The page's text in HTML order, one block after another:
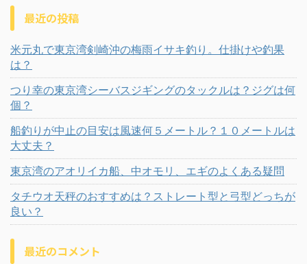
最近の投稿
米元丸で東京湾剣崎沖の梅雨イサキ釣り。仕掛けや釣果
は？
つり幸の東京湾シーバスジギングのタックルは？ジグは何
個？
船釣りが中止の目安は風速何５メートル？１０メートルは
大丈夫？
東京湾のアオリイカ船、中オモリ、エギのよくある疑問
タチウオ天秤のおすすめは？ストレート型と弓型どっちが
良い？
最近のコメント